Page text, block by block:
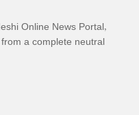
Online News Portal,
a complete neutral